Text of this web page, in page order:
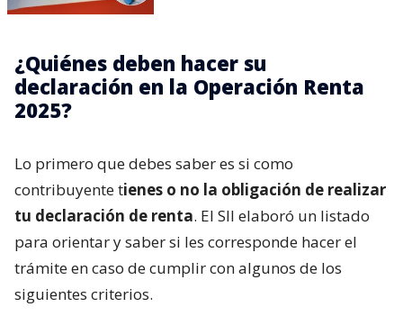
¿Quiénes deben hacer su
declaración en la Operación Renta
2025?
Lo primero que debes saber es si como
contribuyente tienes o no la obligación de realizar
tu declaración de renta. El SII elaboró un listado
para orientar y saber si les corresponde hacer el
trámite en caso de cumplir con algunos de los
siguientes criterios.